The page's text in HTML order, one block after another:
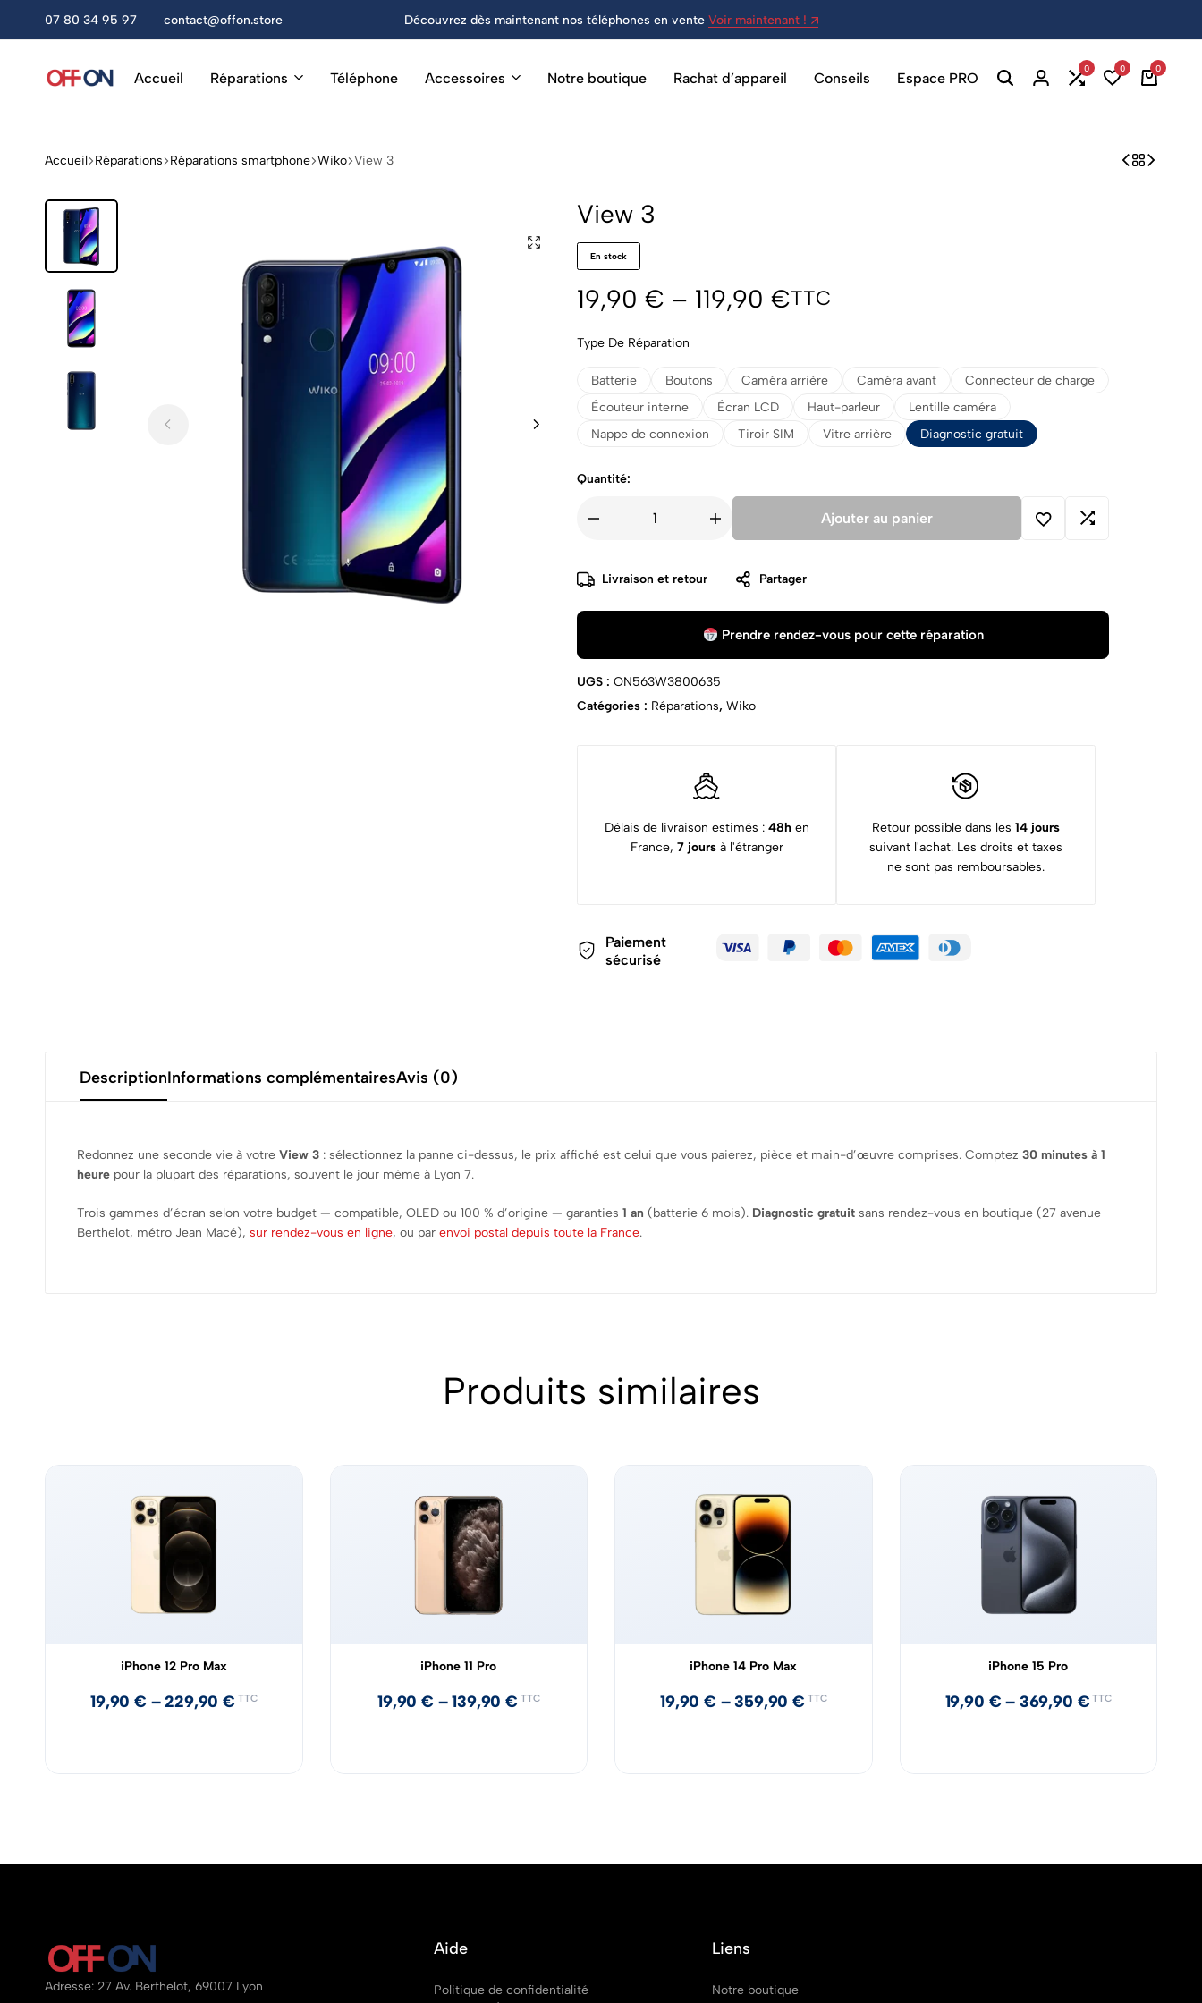
07 80 34 95 97 contact@offon.store
de 10h à 13h et de 14h à 18h30. Découvrez dès maintenant nos téléphones en vente Voir maintenant !
&
Accueil Réparations Téléphone Accessoires Notre boutique Rachat d’appareil Conseils Espace PRO
0 0 0
Accueil Réparations Réparations smartphone Wiko View 3
View 3
En stock
19,90 € – 119,90 €TTC
Type De Réparation
Batterie Boutons Caméra arrière Caméra avant
Connecteur de charge
Écouteur interne
Écran LCD Haut-parleur
Lentille caméra
Nappe de connexion
Tiroir SIM Vitre arrière Diagnostic gratuit
Quantité:
Ajouter au panier
Livraison et retour Partager
Prendre rendez-vous pour cette réparation
UGS : ON563W3800635
Catégories : Réparations, Wiko
Délais de livraison estimés : 48h en
France, 7 joursà l'étranger
Retour possible dans les 14 jours
suivant l'achat. Les droits et taxes
ne sont pas remboursables.
Paiement
sécurisé
DescriptionInformations complémentairesAvis (0)
Redonnez une seconde vie à votre View 3 : sélectionnez la panne ci-dessus, le prix affiché est celui que vous paierez, pièce et main-d’œuvre comprises. Comptez 30 minutes à 1
heure pour la plupart des réparations, souvent le jour même à Lyon 7.
Trois gammes d’écran selon votre budget — compatible, OLED ou 100 % d’origine — garanties 1 an (batterie 6 mois). Diagnostic gratuit sans rendez-vous en boutique (27 avenue
Berthelot, métro Jean Macé), sur rendez-vous en ligne, ou par envoi postal depuis toute la France.
Produits similaires
iPhone 12 Pro Max
19,90€ –229,90€ TTC
iPhone 11 Pro
19,90€ –139,90€ TTC
iPhone 14 Pro Max
19,90€ –359,90€ TTC
iPhone 15 Pro
19,90 € – 369,90 € TTC
Adresse: 27 Av. Berthelot, 69007 Lyon
Aide
Politique de confidentialité
Liens
Notre boutique